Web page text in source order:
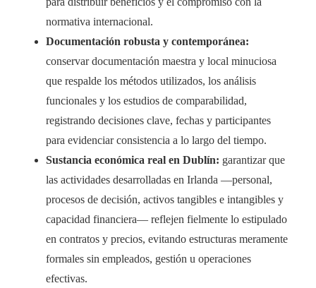
normativa internacional.
Documentación robusta y contemporánea:
conservar documentación maestra y local minuciosa
que respalde los métodos utilizados, los análisis
funcionales y los estudios de comparabilidad,
registrando decisiones clave, fechas y participantes
para evidenciar consistencia a lo largo del tiempo.
Sustancia económica real en Dublín: garantizar que
las actividades desarrolladas en Irlanda —personal,
procesos de decisión, activos tangibles e intangibles y
capacidad financiera— reflejen fielmente lo estipulado
en contratos y precios, evitando estructuras meramente
formales sin empleados, gestión u operaciones
efectivas.